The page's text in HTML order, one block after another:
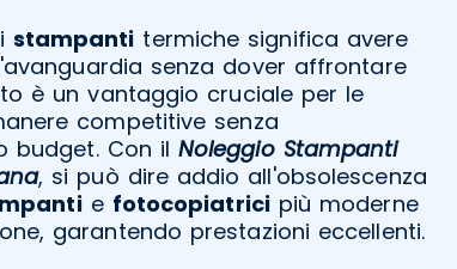
stampanti termiche significa avere
senza dover affrontare
è un vantaggio cruciale per le
competitive senza
budget. Con il Noleggio Stampanti
, si può dire addio all'obsolescenza
e fotocopiatricipiù moderne
garantendo prestazioni eccellenti.